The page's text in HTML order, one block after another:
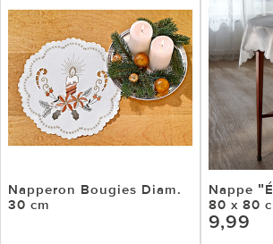
Napperon Bougies Diam.
30 cm
Nappe
80 x 80
9,99